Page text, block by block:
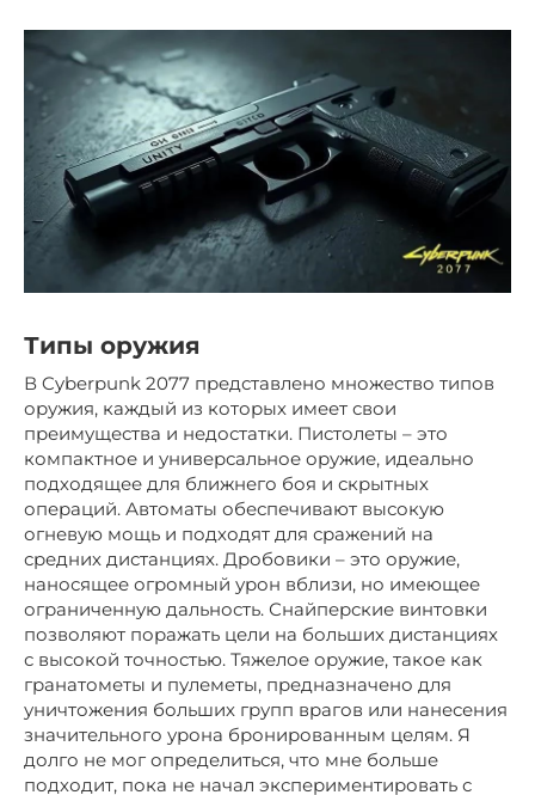
Типы оружия
В Cyberpunk 2077 представлено множество типов
оружия, каждый из которых имеет свои
преимущества и недостатки. Пистолеты – это
компактное и универсальное оружие, идеально
подходящее для ближнего боя и скрытных
операций. Автоматы обеспечивают высокую
огневую мощь и подходят для сражений на
средних дистанциях. Дробовики – это оружие,
наносящее огромный урон вблизи, но имеющее
ограниченную дальность. Снайперские винтовки
позволяют поражать цели на больших дистанциях
с высокой точностью. Тяжелое оружие, такое как
гранатометы и пулеметы, предназначено для
уничтожения больших групп врагов или нанесения
значительного урона бронированным целям. Я
долго не мог определиться, что мне больше
подходит, пока не начал экспериментировать с